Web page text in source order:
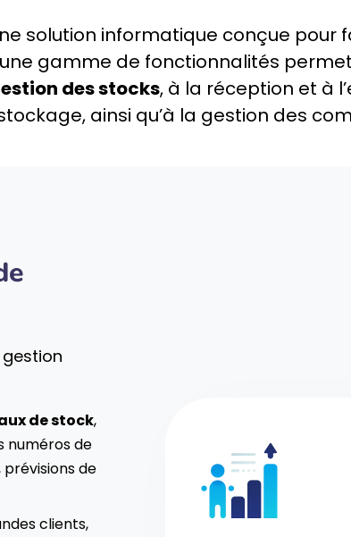
solution informatique conçue pour
gamme de fonctionnalités
des stocks, à la réception et à
ainsi qu’à la gestion des
de stock,
numéros de
de
clients,